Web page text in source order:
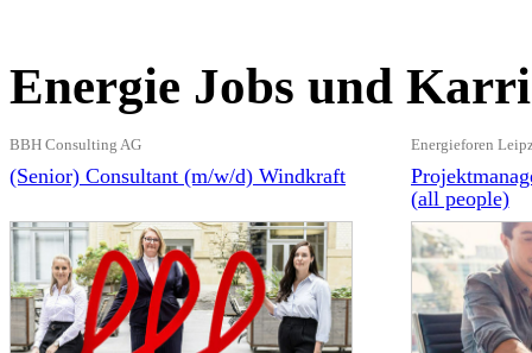
Energie Jobs und
BBH Consulting AG
(Senior) Consultant (m/w/d) Windkraft
Energieforen
(all people)